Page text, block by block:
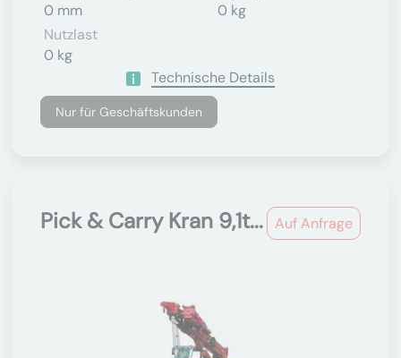
0 mm
0 kg
Nutzlast
0 kg
Technische Details
Nur für Geschäftskunden
Auf Anfrage
Pick & Carry Kran 9,1t...